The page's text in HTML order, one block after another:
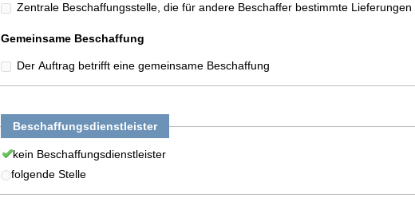
Zentrale Beschaffungsstelle, die für andere Beschaffer bestimmte
Gemeinsame Beschaffung
Der Auftrag betrifft eine gemeinsame Beschaffung
Beschaffungsdienstleister
kein Beschaffungsdienstleister
folgende Stelle